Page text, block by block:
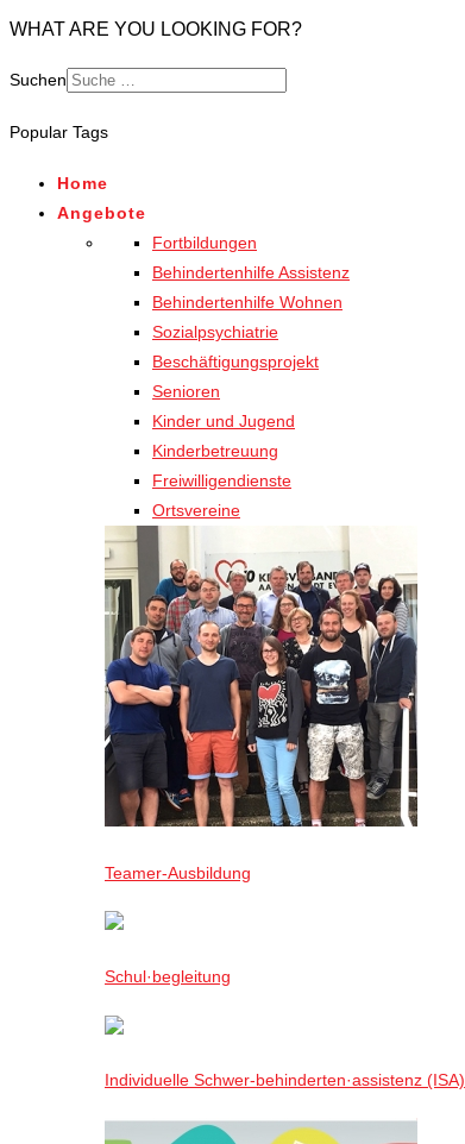
WHAT ARE YOU LOOKING FOR?
Suchen
for results.
Popular Tags
Home
Angebote
Fortbildungen
Behindertenhilfe Assistenz
Behindertenhilfe Wohnen
Sozialpsychiatrie
Beschäftigungsprojekt
Senioren
Kinder und Jugend
Kinderbetreuung
Freiwilligendienste
Ortsvereine
Teamer-Ausbildung
Schul·begleitung
Individuelle Schwer-behinderten·assistenz (ISA)